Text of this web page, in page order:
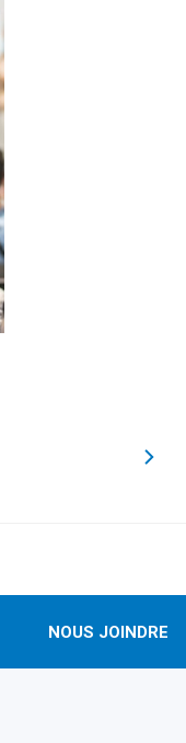
NOUS JOINDRE